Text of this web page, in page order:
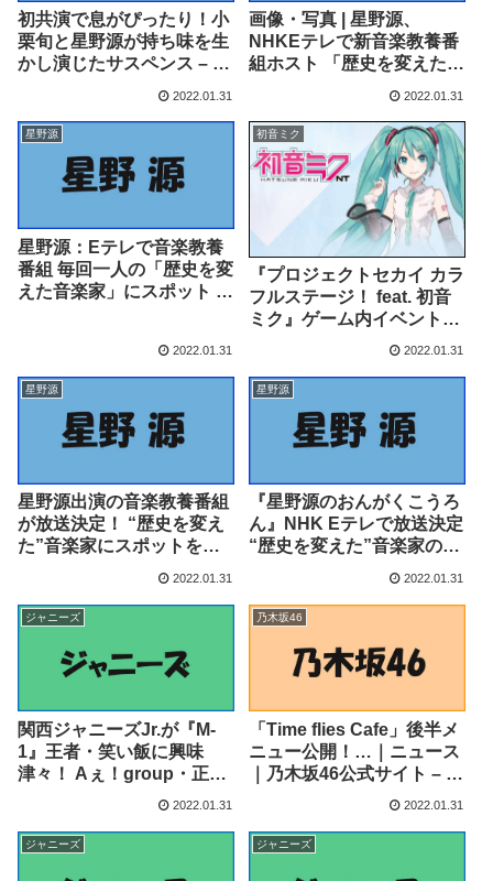
初共演で息がぴったり！小
栗旬と星野源が持ち味を生
かし演じたサスペンス – ホ
2022.01.31
画像・写真 | 星野源、
NHKEテレで新音楽教養番
組ホスト 「歴史を変えた」
2022.01.31
星野源
星野源：Eテレで音楽教養
番組 毎回一人の「歴史を変
えた音楽家」にスポット 初
2022.01.31
初音ミク
『プロジェクトセカイ カラ
フルステージ！ feat. 初音
ミク』ゲーム内イベント
「秘密の(ハート)バレンタ
レット・ティータイムガチ
ャ」開催！ – PR TIMES
2022.01.31
星野源
星野源出演の音楽教養番組
が放送決定！ “歴史を変え
た”音楽家にスポットを当
うろん＞ – モデルプレス
2022.01.31
星野源
『星野源のおんがくこうろ
ん』NHK Eテレで放送決定
“歴史を変えた”音楽家の人
2022.01.31
ジャニーズ
関西ジャニーズJr.が『M-
1』王者・笑い飯に興味
津々！ Aぇ！group・正門
良規はYouTubeに衝撃!? –
2022.01.31
乃木坂46
「Time flies Cafe」後半メ
ニュー公開！…｜ニュース
｜乃木坂46公式サイト – 乃
2022.01.31
ジャニーズ ジャニーズ